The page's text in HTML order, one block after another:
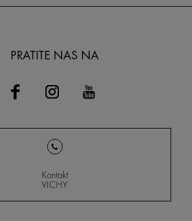
PRATITE NAS NA
Kontakt
VICHY